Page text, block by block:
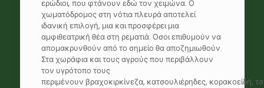
ερώδιοι, που φτάνουν εδώ τον χειμώνα. Ο
χωματόδρομος στη νότια πλευρά αποτελεί
ιδανική επιλογή, μια και προσφέρει μια
αμφιθεατρική θέα στη ρεματιά. Οσοι επιθυμούν να
απομακρυνθούν από το σημείο θα αποζημιωθούν.
Στα χωράφια και τους αγρούς που περιβάλλουν
τον υγρότοπο τους
περιμένουν βραχοκιρκίνεζα, κατσουλιέρηδες, κορακοείδή,